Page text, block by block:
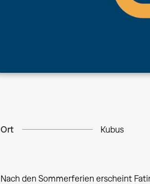
Ort Kubus
Nach den Sommerferien erscheint